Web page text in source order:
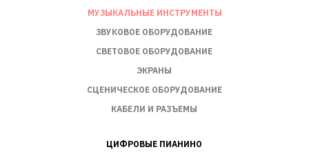
МУЗЫКАЛЬНЫЕ ИНСТРУМЕНТЫ
ЗВУКОВОЕ ОБОРУДОВАНИЕ
СВЕТОВОЕ ОБОРУДОВАНИЕ
ЭКРАНЫ
СЦЕНИЧЕСКОЕ ОБОРУДОВАНИЕ
КАБЕЛИ И РАЗЪЕМЫ
ЦИФРОВЫЕ ПИАНИНО